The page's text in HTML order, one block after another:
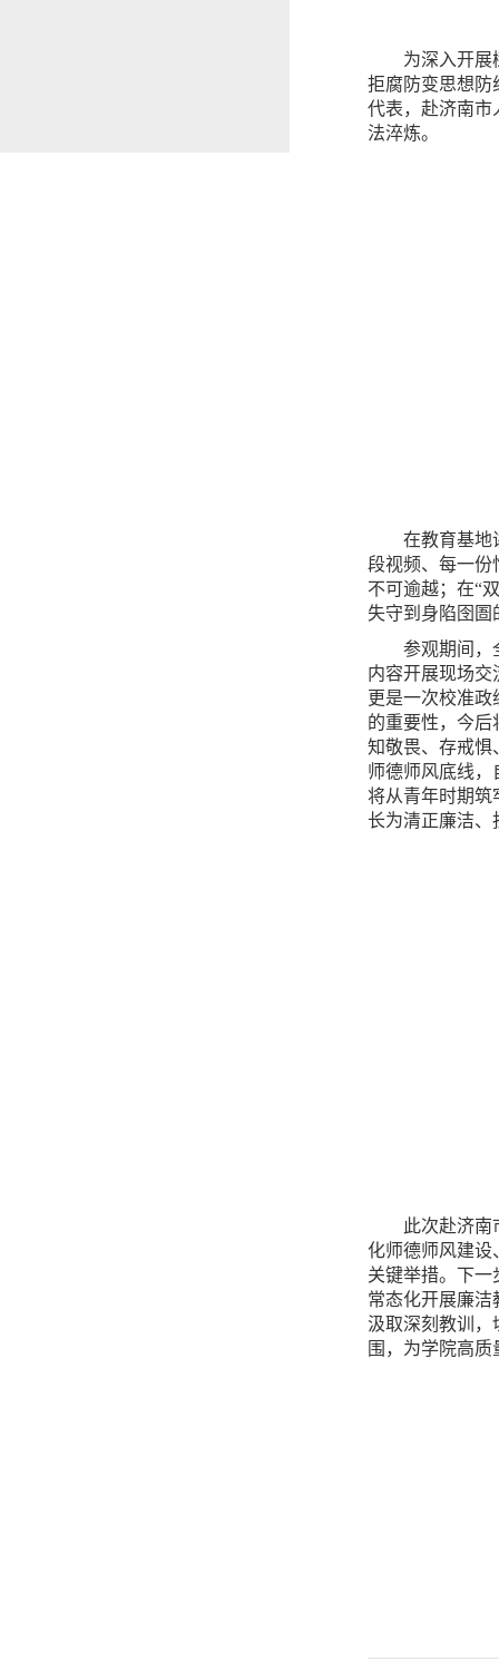
为深入开展
拒腐防变思想防
代表，赴济南市
法淬炼。
在教育基地
段视频、每一份
不可逾越；在“
失守到身陷囹圄
参观期间，
内容开展现场
更是一次校准
的重要性，今
知敬畏、存戒惧
师德师风底线
将从青年时期筑
长为清正廉洁、
此次赴济南
化师德师风建
关键举措。下
常态化开展廉
汲取深刻教训
围，为学院高